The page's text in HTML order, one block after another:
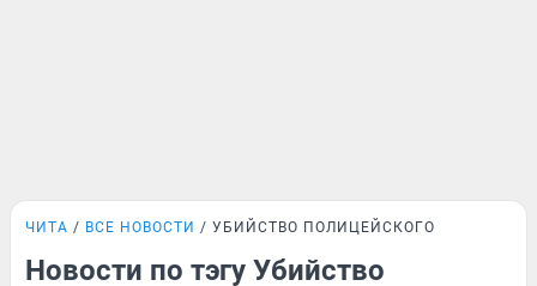
ЧИТА ВСЕ НОВОСТИ УБИЙСТВО ПОЛИЦЕЙСКОГО
Новости по тэгу Убийство